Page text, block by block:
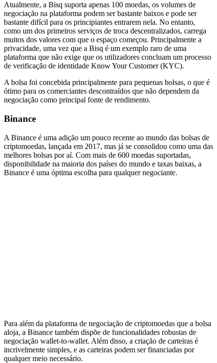
Atualmente, a Bisq suporta apenas 100 moedas, os volumes de
negociação na plataforma podem ser bastante baixos e pode ser
bastante difícil para os principiantes entrarem nela. No entanto,
como um dos primeiros serviços de troca descentralizados, carrega
muitos dos valores com que o espaço começou. Principalmente a
privacidade, uma vez que a Bisq é um exemplo raro de uma
plataforma que não exige que os utilizadores concluam um processo
de verificação de identidade Know Your Customer (KYC).
A bolsa foi concebida principalmente para pequenas bolsas, o que é
ótimo para os comerciantes descontraídos que não dependem da
negociação como principal fonte de rendimento.
Binance
A Binance é uma adição um pouco recente ao mundo das bolsas de
criptomoedas, lançada em 2017, mas já se consolidou como uma das
melhores bolsas por aí. Com mais de 600 moedas suportadas,
disponibilidade na maioria dos países do mundo e taxas baixas, a
Binance é uma óptima escolha para qualquer negociante.
Para além da plataforma de negociação de criptomoedas que a bolsa
aloja, a Binance também dispõe de funcionalidades robustas de
negociação wallet-to-wallet. Além disso, a criação de carteiras é
incrivelmente simples, e as carteiras podem ser financiadas por
qualquer meio necessário.